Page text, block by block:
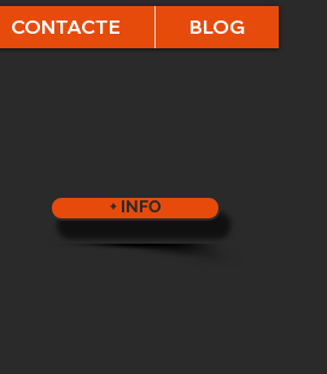
CONTACTE BLOG
+ INFO